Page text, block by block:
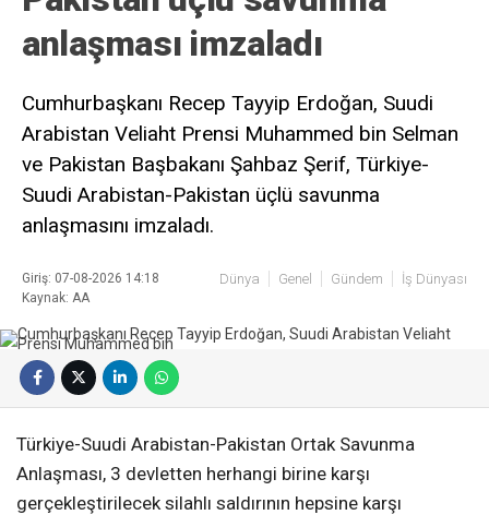
anlaşması imzaladı
Cumhurbaşkanı Recep Tayyip Erdoğan, Suudi
Arabistan Veliaht Prensi Muhammed bin Selman
ve Pakistan Başbakanı Şahbaz Şerif, Türkiye-
Suudi Arabistan-Pakistan üçlü savunma
anlaşmasını imzaladı.
Giriş: 07-08-2026 14:18
Kaynak: AA
Dünya Genel Gündem İş Dünyası
Türkiye-Suudi Arabistan-Pakistan Ortak Savunma
Anlaşması, 3 devletten herhangi birine karşı
gerçekleştirilecek silahlı saldırının hepsine karşı